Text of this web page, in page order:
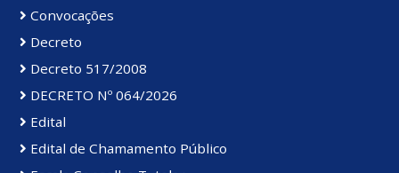
Convocações
Decreto
Decreto 517/2008
DECRETO Nº 064/2026
Edital
Edital de Chamamento Público